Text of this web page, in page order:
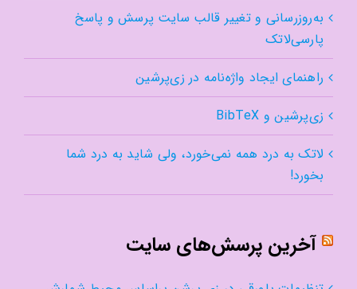
به‌روزرسانی و تغییر قالب سایت پرسش و پاسخ
پارسی‌لاتک
راهنمای ایجاد واژه‌نامه در زی‌پرشین
زی‌پرشین و BibTeX
لاتک به درد همه نمی‌خورد، ولی شاید به درد شما
بخورد!
آخرین پرسش‌های سایت